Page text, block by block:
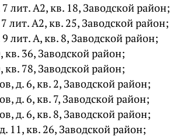
лит. А2, кв. 18, Заводской район;
лит. А2, кв. 25, Заводской район;
лит. А, кв. 8, Заводской район;
кв. 36, Заводской район;
кв. 78, Заводской район;
д. 6, кв. 2, Заводской район;
д. 6, кв. 7, Заводской район;
д. 6, кв. 8, Заводской район;
11, кв. 26, Заводской район;